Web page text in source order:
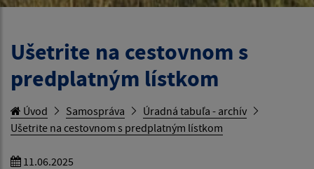
Ušetrite na cestovnom s
predplatným lístkom
Úvod Samospráva
Úradná tabuľa - archív
Ušetrite na cestovnom s predplatným lístkom
11.06.2025